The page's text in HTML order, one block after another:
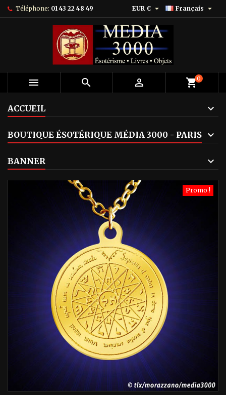
Téléphone: 01 43 22 48 49 Français 
EUR € 
   shopping_cart0
ACCUEIL
BOUTIQUE ÉSOTÉRIQUE MÉDIA 3000 - PARIS
BANNER
Promo !